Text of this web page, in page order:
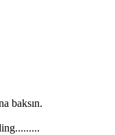
baksın.